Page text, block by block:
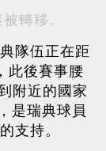
轉移。
隊伍正在距
此後賽事腰
附近的國家
是瑞典球員
支持。